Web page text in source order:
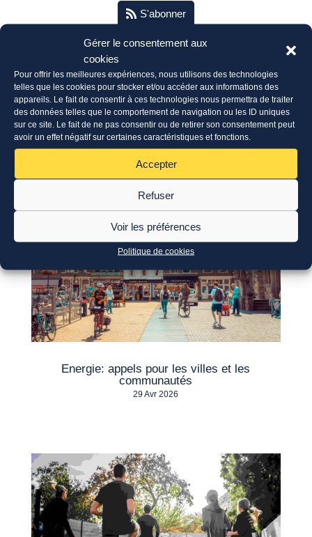
Gérer le consentement aux
cookies
Pour offrir les meilleures expériences, nous utilisons des technologies
telles que les cookies pour stocker et/ou accéder aux informations des
appareils. Le fait de consentir à ces technologies nous permettra de traiter
des données telles que le comportement de navigation ou les ID uniques
sur ce site. Le fait de ne pas consentir ou de retirer son consentement peut
avoir un effet négatif sur certaines caractéristiques et fonctions.
Accepter
Refuser
Voir les préférences
Politique de cookies
S'abonner
Partagez cette actualité
Les autres actualités
Energie: appels pour les villes et les
communautés
29 Avr 2026